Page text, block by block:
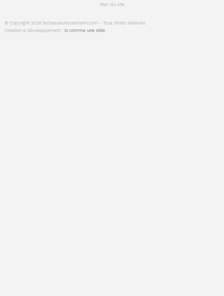
© Copyright 2026 lechasseursousmarin.com - Tous droits réservés
Création & Développement :G comme une idée
Plan du site